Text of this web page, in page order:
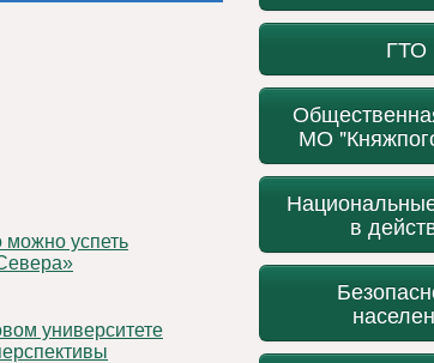
ГТО
МО
в